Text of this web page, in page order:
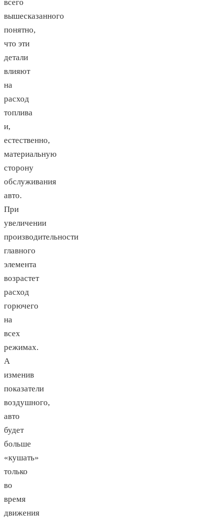
всего
вышесказанного
понятно,
что эти
детали
влияют
на
расход
топлива
и,
естественно,
материальную
сторону
обслуживания
авто.
При
увеличении
производительности
главного
элемента
возрастет
расход
горючего
на
всех
режимах.
А
изменив
показатели
воздушного,
авто
будет
больше
«кушать»
только
во
время
движения